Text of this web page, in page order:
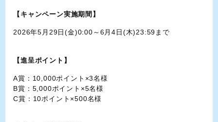
【キャンペーン実施期間】
2026年5月29日(金)0:00～6月4日(木)23:59まで
【進呈ポイント】
A賞：10,000ポイント×3名様
B賞：5,000ポイント×5名様
C賞：10ポイント×500名様